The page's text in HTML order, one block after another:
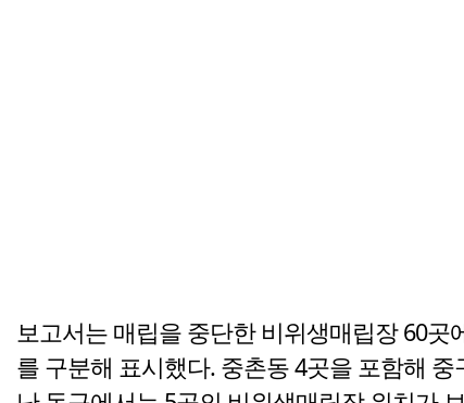
보고서는 매립을 중단한 비위생매립장 60
를 구분해 표시했다. 중촌동 4곳을 포함해